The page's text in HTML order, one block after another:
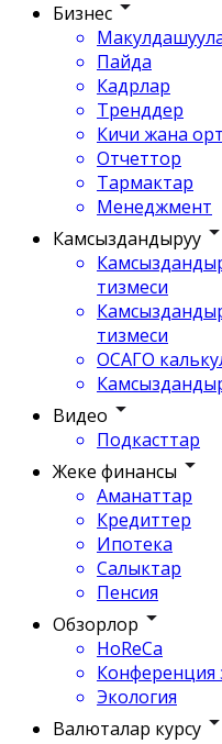
Бизнес
Пайда
Кадрлар
Тренддер
Кичи жана
Отчеттор
Тармактар
Менеджмент
Камсыздандыруу
тизмеси
тизмеси
ОСАГО
Видео
Подкасттар
Жеке финансы
Аманаттар
Кредиттер
Ипотека
Салыктар
Пенсия
Обзорлор
HoReCa
Конференция
Экология
Валюталар курсу